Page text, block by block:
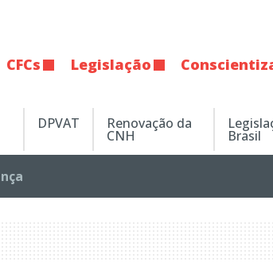
CFCs Legislação
DPVAT Renovação da
CNH Brasil